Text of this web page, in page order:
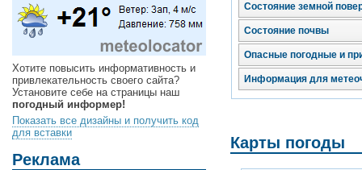
Хотите повысить информативность и
привлекательность своего сайта?
Установите себе на страницы наш
погодный информер!
Показать все дизайны и получить код
для вставки
Реклама
Состояние земной
Состояние почвы
Опасные погодные и
Информация для
Карты погоды